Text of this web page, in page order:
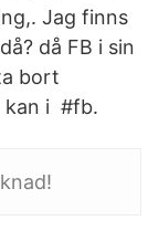
Jag finns
då FB i sin
bort
kan i #fb.